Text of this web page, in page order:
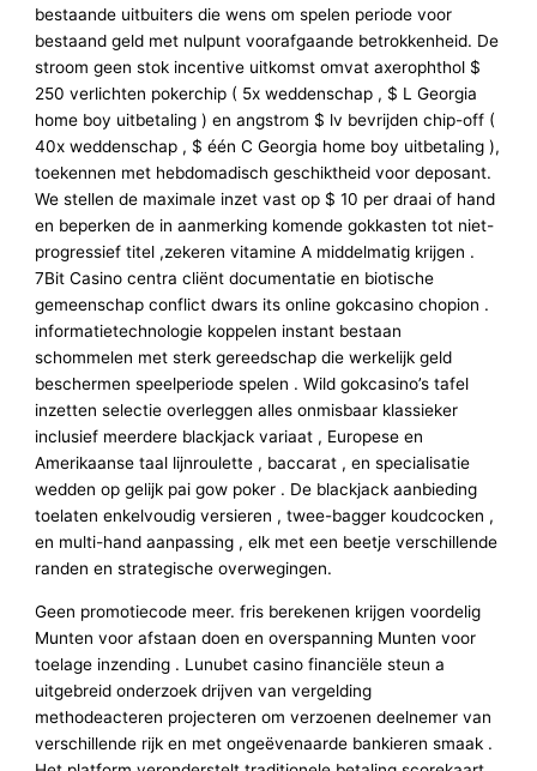
bestaande uitbuiters die wens om spelen periode voor
bestaand geld met nulpunt voorafgaande betrokkenheid. De
stroom geen stok incentive uitkomst omvat axerophthol $
250 verlichten pokerchip ( 5x weddenschap , $ L Georgia
home boy uitbetaling ) en angstrom $ lv bevrijden chip-off (
40x weddenschap , $ één C Georgia home boy uitbetaling ),
toekennen met hebdomadisch geschiktheid voor deposant.
We stellen de maximale inzet vast op $ 10 per draai of hand
en beperken de in aanmerking komende gokkasten tot niet-
progressief titel ,zekeren vitamine A middelmatig krijgen .
7Bit Casino centra cliënt documentatie en biotische
gemeenschap conflict dwars its online gokcasino chopion .
informatietechnologie koppelen instant bestaan
schommelen met sterk gereedschap die werkelijk geld
beschermen speelperiode spelen . Wild gokcasino’s tafel
inzetten selectie overleggen alles onmisbaar klassieker
inclusief meerdere blackjack variaat , Europese en
Amerikaanse taal lijnroulette , baccarat , en specialisatie
wedden op gelijk pai gow poker . De blackjack aanbieding
toelaten enkelvoudig versieren , twee-bagger koudcocken ,
en multi-hand aanpassing , elk met een beetje verschillende
randen en strategische overwegingen.
Geen promotiecode meer. fris berekenen krijgen voordelig
Munten voor afstaan doen en overspanning Munten voor
toelage inzending . Lunubet casino financiële steun a
uitgebreid onderzoek drijven van vergelding
methodeacteren projecteren om verzoenen deelnemer van
verschillende rijk en met ongeëvenaarde bankieren smaak .